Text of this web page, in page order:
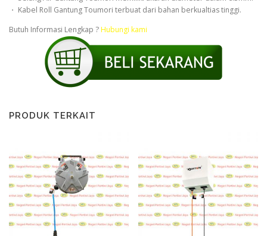
・ Kabel Roll Gantung Toumori terbuat dari bahan berkualtias tinggi.
Butuh Informasi Lengkap ?Hubungi kami
PRODUK TERKAIT